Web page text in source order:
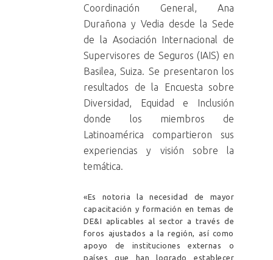
Coordinación General, Ana
Durañona y Vedia desde la Sede
de la Asociación Internacional de
Supervisores de Seguros (IAIS) en
Basilea, Suiza. Se presentaron los
resultados de la Encuesta sobre
Diversidad, Equidad e Inclusión
donde los miembros de
Latinoamérica compartieron sus
experiencias y visión sobre la
temática.
«Es notoria la necesidad de mayor
capacitación y formación en temas de
DE&I aplicables al sector a través de
foros ajustados a la región, así como
apoyo de instituciones externas o
países que han logrado establecer